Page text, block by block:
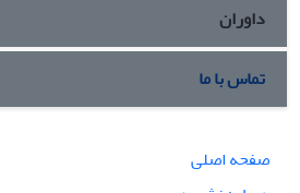
داوران
تماس با ما
صفحه اصلی